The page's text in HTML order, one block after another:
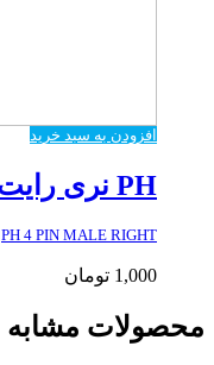
افزودن به سبد خرید
PH نری رایت 4 پین
PH 4 PIN MALE RIGHT
1,000 تومان
محصولات مشابه